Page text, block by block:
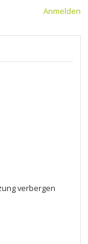
Anmelden
verbergen